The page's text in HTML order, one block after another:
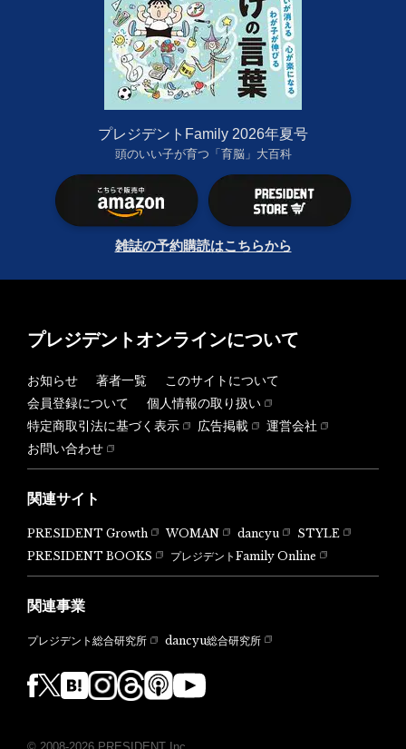
プレジデントFamily 2026年夏号
頭のいい子が育つ「育脳」大百科
雑誌の予約購読はこちらから
プレジデントオンラインについて
お知らせ 著者一覧
このサイトについて
会員登録について
個人情報の取り扱い
特定商取引法に基づく表示
広告掲載
運営会社
お問い合わせ
関連サイト
PRESIDENT Growth WOMAN dancyu
STYLE
PRESIDENT BOOKS
プレジデントFamily Online
関連事業
プレジデント総合研究所 dancyu総合研究所